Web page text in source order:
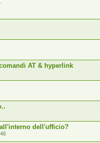
AT & hyperlink
dell'ufficio?